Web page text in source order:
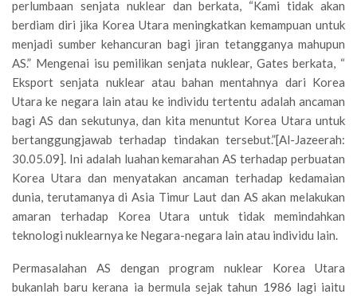
perlumbaan senjata nuklear dan berkata, “Kami tidak akan
berdiam diri jika Korea Utara meningkatkan kemampuan untuk
menjadi sumber kehancuran bagi jiran tetangganya mahupun
AS.” Mengenai isu pemilikan senjata nuklear, Gates berkata, “
Eksport senjata nuklear atau bahan mentahnya dari Korea
Utara ke negara lain atau ke individu tertentu adalah ancaman
bagi AS dan sekutunya, dan kita menuntut Korea Utara untuk
bertanggungjawab terhadap tindakan tersebut.”[Al-Jazeerah:
30.05.09]. Ini adalah luahan kemarahan AS terhadap perbuatan
Korea Utara dan menyatakan ancaman terhadap kedamaian
dunia, terutamanya di Asia Timur Laut dan AS akan melakukan
amaran terhadap Korea Utara untuk tidak memindahkan
teknologi nuklearnya ke Negara-negara lain atau individu lain.
Permasalahan AS dengan program nuklear Korea Utara
bukanlah baru kerana ia bermula sejak tahun 1986 lagi iaitu